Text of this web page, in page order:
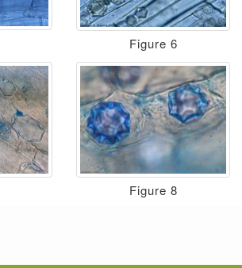
Figure 6
Figure 8